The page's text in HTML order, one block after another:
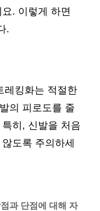
. 이렇게 하면
.
레킹화는 적절한
의 피로도를 줄
히, 신발을 처음
도록 주의하세
과 단점에 대해 자